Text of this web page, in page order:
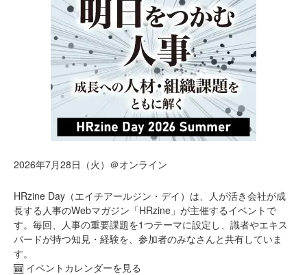
2026年7月28日（火）＠オンライン
HRzine Day（エイチアールジン・デイ）は、人が活き会社が成
長する人事のWebマガジン「HRzine」が主催するイベントで
す。毎回、人事の重要課題を1つテーマに設定し、識者やエキス
パードが持つ知見・経験を、参加者のみなさんと共有していま
す。
イベントカレンダーを見る